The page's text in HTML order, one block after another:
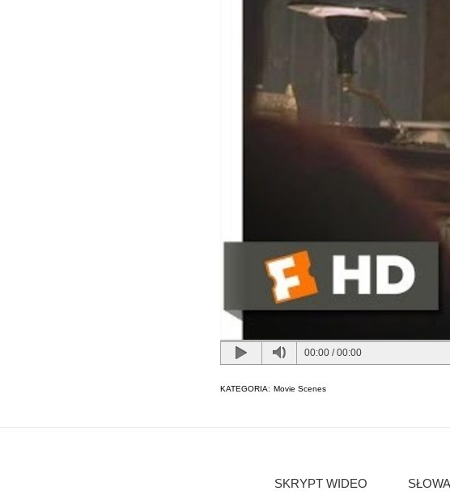
00:00 /00:00
KATEGORIA: Movie Scenes
SKRYPT WIDEO